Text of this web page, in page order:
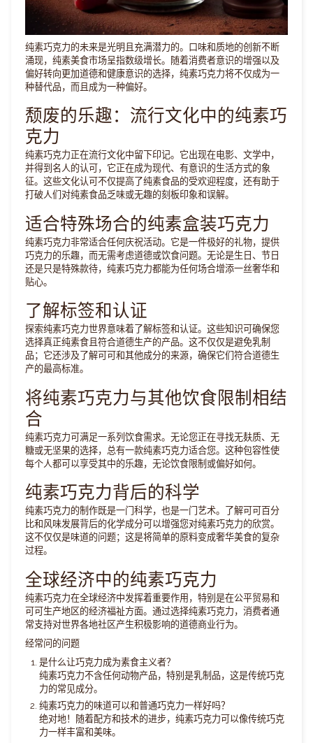
纯素巧克力的未来是光明且充满潜力的。口味和质地的创新不断
涌现，纯素美食市场呈指数级增长。随着消费者意识的增强以及
偏好转向更加道德和健康意识的选择，纯素巧克力将不仅成为一
种替代品，而且成为一种偏好。
颓废的乐趣：流行文化中的纯素巧
克力
纯素巧克力正在流行文化中留下印记。它出现在电影、文学中，
并得到名人的认可，它正在成为现代、有意识的生活方式的象
征。这些文化认可不仅提高了纯素食品的受欢迎程度，还有助于
打破人们对纯素食品乏味或无趣的刻板印象和误解。
适合特殊场合的纯素盒装巧克力
纯素巧克力非常适合任何庆祝活动。它是一件极好的礼物，提供
巧克力的乐趣，而无需考虑道德或饮食问题。无论是生日、节日
还是只是特殊款待，纯素巧克力都能为任何场合增添一丝奢华和
贴心。
了解标签和认证
探索纯素巧克力世界意味着了解标签和认证。这些知识可确保您
选择真正纯素食且符合道德生产的产品。这不仅仅是避免乳制
品；它还涉及了解可可和其他成分的来源，确保它们符合道德生
产的最高标准。
将纯素巧克力与其他饮食限制相结
合
纯素巧克力可满足一系列饮食需求。无论您正在寻找无麸质、无
糖或无坚果的选择，总有一款纯素巧克力适合您。这种包容性使
每个人都可以享受其中的乐趣，无论饮食限制或偏好如何。
纯素巧克力背后的科学
纯素巧克力的制作既是一门科学，也是一门艺术。了解可可百分
比和风味发展背后的化学成分可以增强您对纯素巧克力的欣赏。
这不仅仅是味道的问题；这是将简单的原料变成奢华美食的复杂
过程。
全球经济中的纯素巧克力
纯素巧克力在全球经济中发挥着重要作用，特别是在公平贸易和
可可生产地区的经济福祉方面。通过选择纯素巧克力，消费者通
常支持对世界各地社区产生积极影响的道德商业行为。
经常问的问题
是什么让巧克力成为素食主义者？
纯素巧克力不含任何动物产品，特别是乳制品，这是传统巧克
力的常见成分。
纯素巧克力的味道可以和普通巧克力一样好吗？
绝对地！随着配方和技术的进步，纯素巧克力可以像传统巧克
力一样丰富和美味。